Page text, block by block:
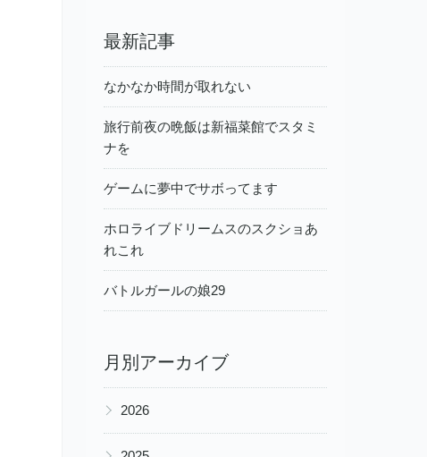
最新記事
なかなか時間が取れない
旅行前夜の晩飯は新福菜館でスタミ
ナを
ゲームに夢中でサボってます
ホロライブドリームスのスクショあ
れこれ
バトルガールの娘29
月別アーカイブ
▶ 2026
▶